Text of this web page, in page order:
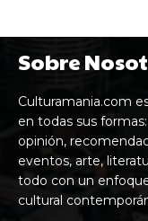
Sobre
Culturamania.com
en todas sus
opinión,
eventos, arte,
todo con un
cultural